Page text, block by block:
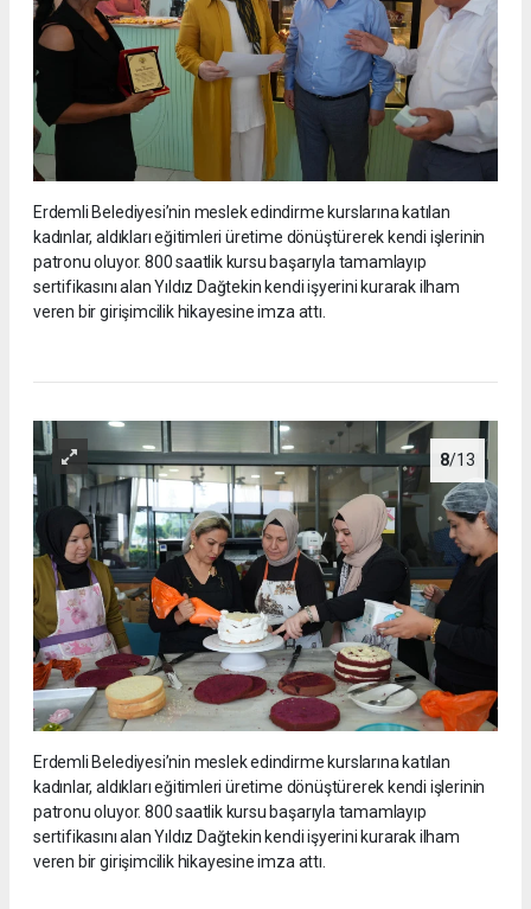
Erdemli Belediyesi’nin meslek edindirme kurslarına katılan
kadınlar, aldıkları eğitimleri üretime dönüştürerek kendi işlerinin
patronu oluyor. 800 saatlik kursu başarıyla tamamlayıp
sertifikasını alan Yıldız Dağtekin kendi işyerini kurarak ilham
veren bir girişimcilik hikayesine imza attı.
8/13
Erdemli Belediyesi’nin meslek edindirme kurslarına katılan
kadınlar, aldıkları eğitimleri üretime dönüştürerek kendi işlerinin
patronu oluyor. 800 saatlik kursu başarıyla tamamlayıp
sertifikasını alan Yıldız Dağtekin kendi işyerini kurarak ilham
veren bir girişimcilik hikayesine imza attı.